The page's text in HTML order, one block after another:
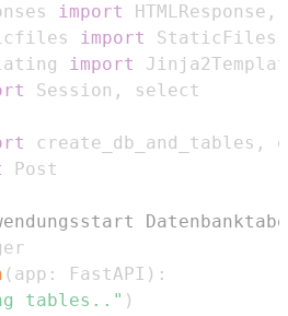
import HTMLResponse ,
import
import
Session ,
create_db_and_tables ,
( app : FastAPI ) :
tables.." )